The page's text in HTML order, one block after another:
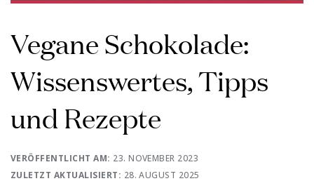
Vegane Schokolade:
Wissenswertes, Tipps
und Rezepte
VERÖFFENTLICHT AM: 23. NOVEMBER 2023
ZULETZT AKTUALISIERT: 28. AUGUST 2025